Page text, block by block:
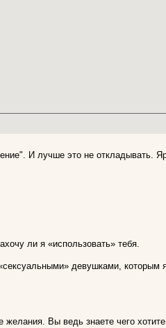
И лучше это не откладывать.
ли я «использовать» тебя.
девушками,
Вы ведь знаете чего